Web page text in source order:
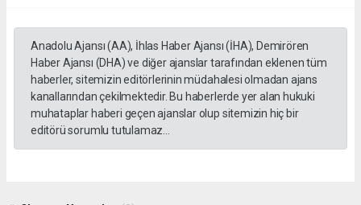
Anadolu Ajansı (AA), İhlas Haber Ajansı (İHA), Demirören
Haber Ajansı (DHA) ve diğer ajanslar tarafından eklenen tüm
haberler, sitemizin editörlerinin müdahalesi olmadan ajans
kanallarından çekilmektedir. Bu haberlerde yer alan hukuki
muhataplar haberi geçen ajanslar olup sitemizin hiç bir
editörü sorumlu tutulamaz...